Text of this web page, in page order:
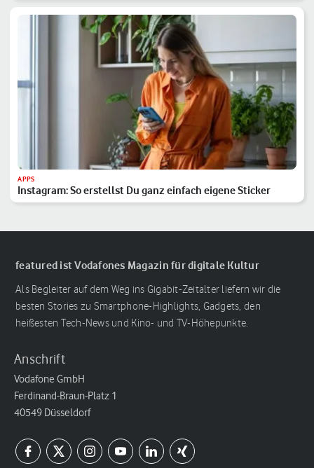
APPS
Instagram: So erstellst Du ganz einfach eigene Sticker
featured ist Vodafones Magazin für digitale Kultur
Als Begleiter auf dem Weg ins Gigabit-Zeitalter liefern wir die
besten Stories zu Smartphone-Highlights, Gadgets, den
heißesten Tech-News und Kino- und TV-Höhepunkte.
Anschrift
Vodafone GmbH
Ferdinand-Braun-Platz 1
40549 Düsseldorf